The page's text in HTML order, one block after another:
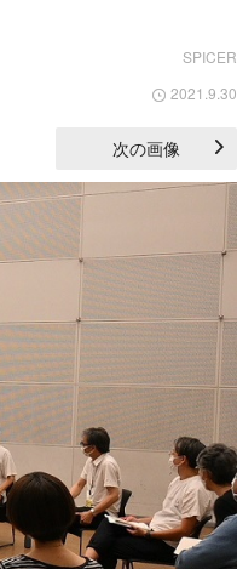
SPICER
2021.9.30
次の画像